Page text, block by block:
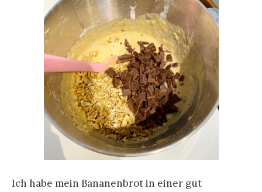
Ich habe mein Bananenbrot in einer gut